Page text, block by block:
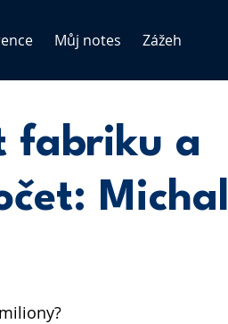
Můj notes Zážeh
fabriku a
Michal